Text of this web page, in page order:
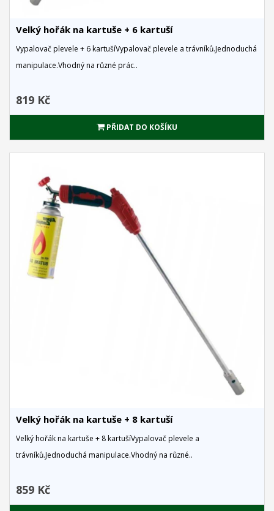
Velký hořák na kartuše + 6 kartuší
Vypalovač plevele + 6 kartušíVypalovač plevele a trávníků.Jednoduchá
manipulace.Vhodný na různé prác..
819 Kč
PŘIDAT DO KOŠÍKU
Velký hořák na kartuše + 8 kartuší
Velký hořák na kartuše + 8 kartušíVypalovač plevele a
trávníků.Jednoduchá manipulace.Vhodný na různé..
859 Kč